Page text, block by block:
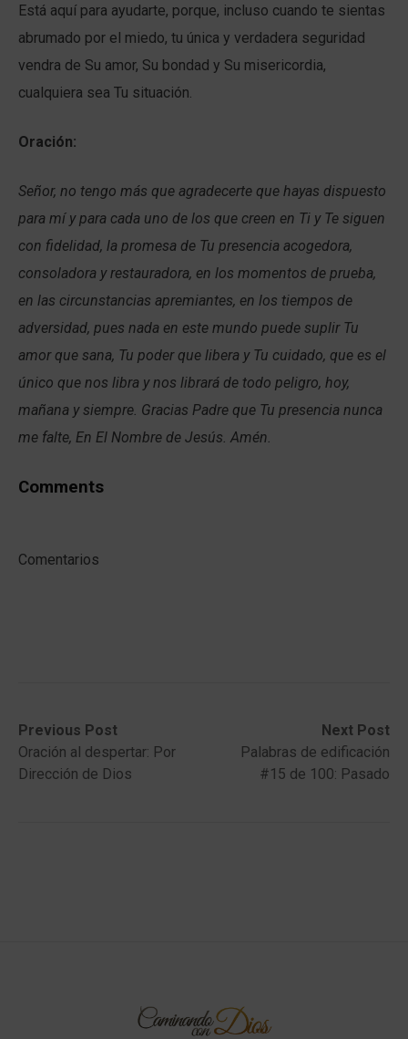
Está aquí para ayudarte, porque, incluso cuando te sientas
abrumado por el miedo, tu única y verdadera seguridad
vendra de Su amor, Su bondad y Su misericordia,
cualquiera sea Tu situación.
Oración:
Señor, no tengo más que agradecerte que hayas dispuesto
para mí y para cada uno de los que creen en Ti y Te siguen
con fidelidad, la promesa de Tu presencia acogedora,
consoladora y restauradora, en los momentos de prueba,
en las circunstancias apremiantes, en los tiempos de
adversidad, pues nada en este mundo puede suplir Tu
amor que sana, Tu poder que libera y Tu cuidado, que es el
único que nos libra y nos librará de todo peligro, hoy,
mañana y siempre. Gracias Padre que Tu presencia nunca
me falte, En El Nombre de Jesús. Amén.
Comments
Comentarios
Post
navigation
Previous Post
Previous
post:Oración al despertar: Por
Dirección de Dios
Next Post
Next
post:
Palabras de edificación
#15 de 100: Pasado